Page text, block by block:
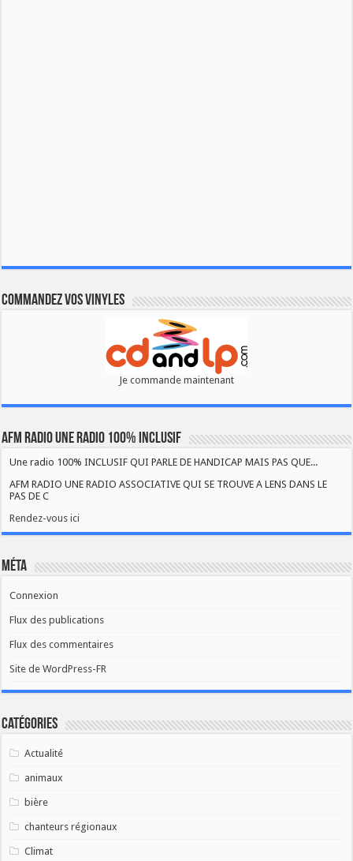
Commandez vos vinyles
Je commande maintenant
AFM RADIO UNE RADIO 100% INCLUSIF
Une radio 100% INCLUSIF QUI PARLE DE HANDICAP MAIS PAS QUE...
AFM RADIO UNE RADIO ASSOCIATIVE QUI SE TROUVE A LENS DANS LE
PAS DE C
Rendez-vous ici
Méta
Connexion
Flux des publications
Flux des commentaires
Site de WordPress-FR
Catégories
Actualité
animaux
bière
chanteurs régionaux
Climat